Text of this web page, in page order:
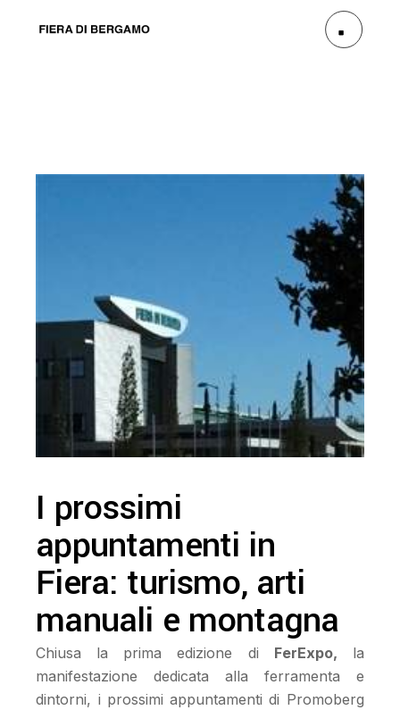
I prossimi
appuntamenti in
Fiera: turismo, arti
manuali e montagna
Chiusa la prima edizione di FerExpo, la
manifestazione dedicata alla ferramenta e
dintorni, i prossimi appuntamenti di Promoberg